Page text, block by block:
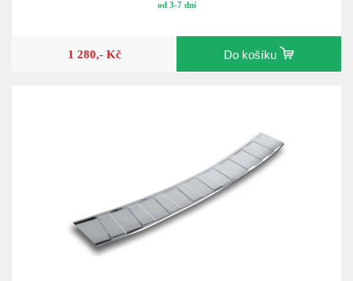
od 3-7 dní
1 280,- Kč Do košíku